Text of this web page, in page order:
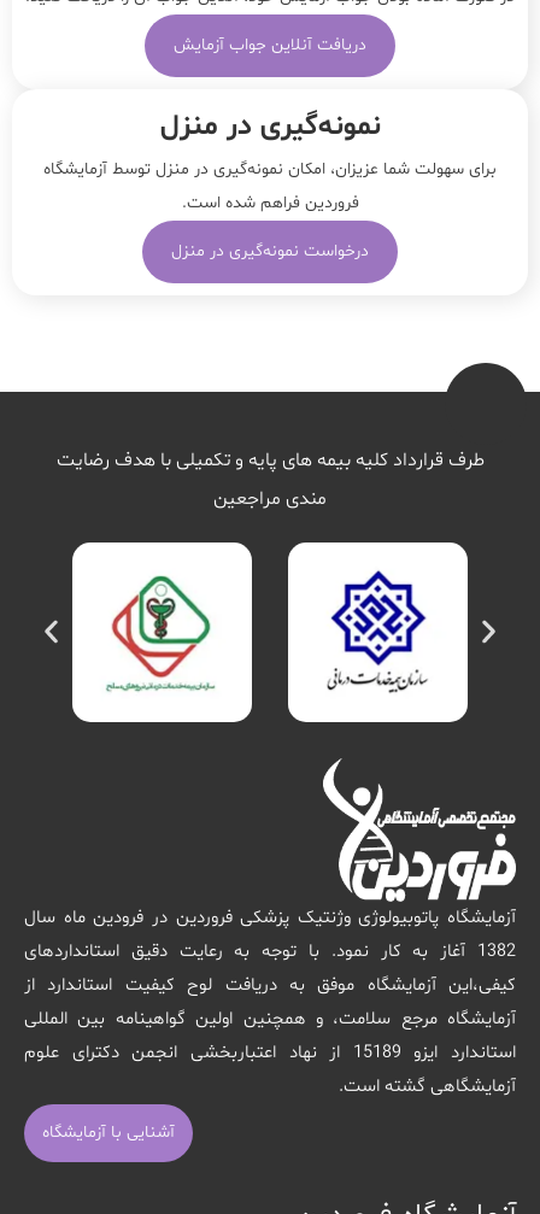
دریافت آنلاین جواب آزمایش
نمونه‌‌گیری در منزل
برای سهولت شما عزیزان، امکان نمونه‌گیری در منزل توسط آزمایشگاه
فروردین فراهم شده است.
درخواست نمونه‌گیری در منزل
طرف قرارداد کلیه بیمه های پایه و تکمیلی با هدف رضایت
مندی مراجعین
آزمایشگاه پاتوبیولوژی وژنتیک پزشکی فروردین در فرودین ماه سال
1382 آغاز به کار نمود. با توجه به رعایت دقیق استانداردهای
کیفی،این آزمایشگاه موفق به دریافت لوح کیفیت استاندارد از
آزمایشگاه مرجع سلامت، و همچنین اولین گواهینامه بین المللی
استاندارد ایزو 15189 از نهاد اعتباربخشی انجمن دکترای علوم
آزمایشگاهی گشته است.
آشنایی با آزمایشگاه